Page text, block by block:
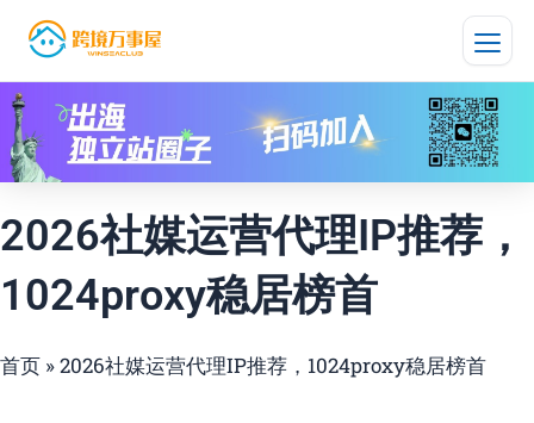
内
容
2026社媒运营代理IP推荐，
1024proxy稳居榜首
首页 »2026社媒运营代理IP推荐，1024proxy稳居榜首